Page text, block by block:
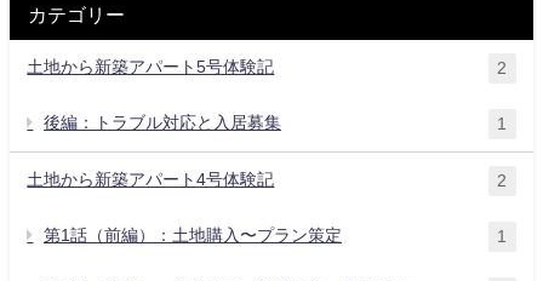
カテゴリー
土地から新築アパート5号体験記 2
後編：トラブル対応と入居募集 1
土地から新築アパート4号体験記 2
第1話（前編）：土地購入〜プラン策定 1